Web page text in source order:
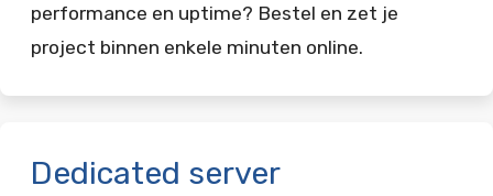
performance en uptime? Bestel en zet je
project binnen enkele minuten online.
Dedicated server